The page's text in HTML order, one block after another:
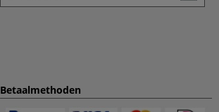
Betaalmethoden